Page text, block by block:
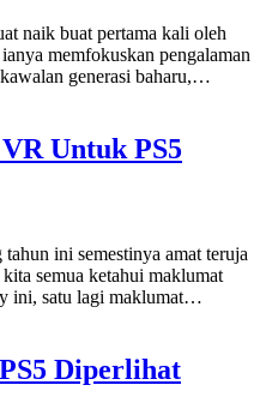
naik buat pertama kali oleh
memfokuskan pengalaman
generasi baharu,…
Untuk PS5
ini semestinya amat teruja
semua ketahui maklumat
ini, satu lagi maklumat…
Diperlihat